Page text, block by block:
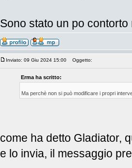
Sono stato un po
Inviato: 09 Giu 2024 15:00 Oggetto:
Erma ha scritto:
Ma perchè non si può modificare i propri
come ha detto Gladiator,
e lo invia, il messaggio